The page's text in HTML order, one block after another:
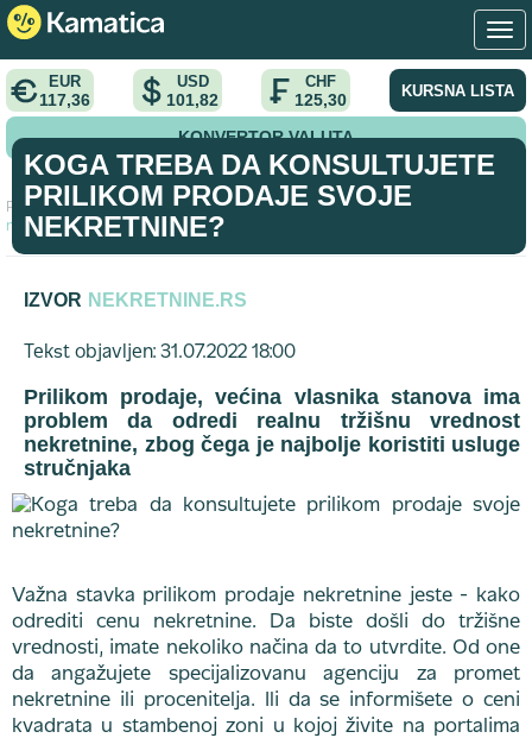
EUR
117,36
USD
101,82
CHF
125,30 KURSNA LISTA
KONVERTOR VALUTA
Početna > vodic >
Koga treba da konsultujete prilikom prodaje svoje
nekretnine?
KOGA TREBA DA KONSULTUJETE
PRILIKOM PRODAJE SVOJE
NEKRETNINE?
IZVOR NEKRETNINE.RS
Tekst objavljen: 31.07.2022 18:00
Prilikom prodaje, većina vlasnika stanova ima
problem da odredi realnu tržišnu vrednost
nekretnine, zbog čega je najbolje koristiti usluge
stručnjaka
Važna stavka prilikom prodaje nekretnine jeste - kako
odrediti cenu nekretnine. Da biste došli do tržišne
vrednosti, imate nekoliko načina da to utvrdite. Od one
da angažujete specijalizovanu agenciju za promet
nekretnine ili procenitelja. Ili da se informišete o ceni
kvadrata u stambenoj zoni u kojoj živite na portalima